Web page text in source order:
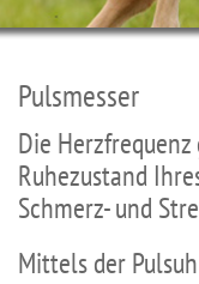
Pulsmesser
Die
Ruhezustand
Schmerz- und
Mittels der